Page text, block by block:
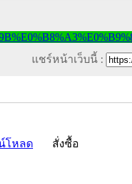
แชร์หน้าเว็บนี้ :
โหลด สั่งซื้อ